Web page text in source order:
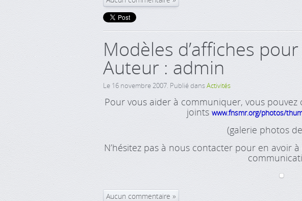
Modèles d’affiches
Auteur : admin
Le 16 novembre 2007. Publié dansActivités
Pour vous aider à communiquer, vous pouvez
joints www.fnsmr.org/photos/
(galerie photos
N’hésitez pas à nous contacter pour en avoir
Aucun commentaire